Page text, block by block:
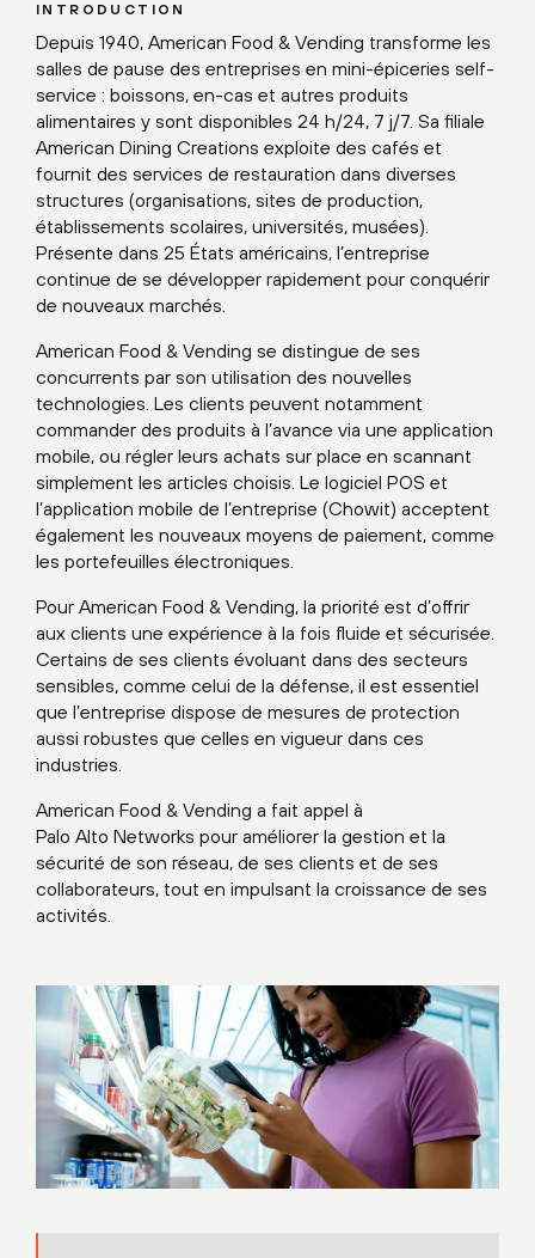
INTRODUCTION
Depuis 1940, American Food & Vending transforme les
salles de pause des entreprises en mini-épiceries self-
service : boissons, en-cas et autres produits
alimentaires y sont disponibles 24 h/24, 7 j/7. Sa filiale
American Dining Creations exploite des cafés et
fournit des services de restauration dans diverses
structures (organisations, sites de production,
établissements scolaires, universités, musées).
Présente dans 25 États américains, l’entreprise
continue de se développer rapidement pour conquérir
de nouveaux marchés.
American Food & Vending se distingue de ses
concurrents par son utilisation des nouvelles
technologies. Les clients peuvent notamment
commander des produits à l’avance via une application
mobile, ou régler leurs achats sur place en scannant
simplement les articles choisis. Le logiciel POS et
l’application mobile de l’entreprise (Chowit) acceptent
également les nouveaux moyens de paiement, comme
les portefeuilles électroniques.
Pour American Food & Vending, la priorité est d’offrir
aux clients une expérience à la fois fluide et sécurisée.
Certains de ses clients évoluant dans des secteurs
sensibles, comme celui de la défense, il est essentiel
que l’entreprise dispose de mesures de protection
aussi robustes que celles en vigueur dans ces
industries.
American Food & Vending a fait appel à
Palo Alto Networks pour améliorer la gestion et la
sécurité de son réseau, de ses clients et de ses
collaborateurs, tout en impulsant la croissance de ses
activités.